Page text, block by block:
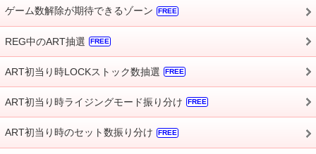
ゲーム数解除が期待できるゾーン FREE
REG中のART抽選 FREE
ART初当り時LOCKストック数抽選 FREE
ART初当り時ライジングモード振り分け FREE
ART初当り時のセット数振り分け FREE